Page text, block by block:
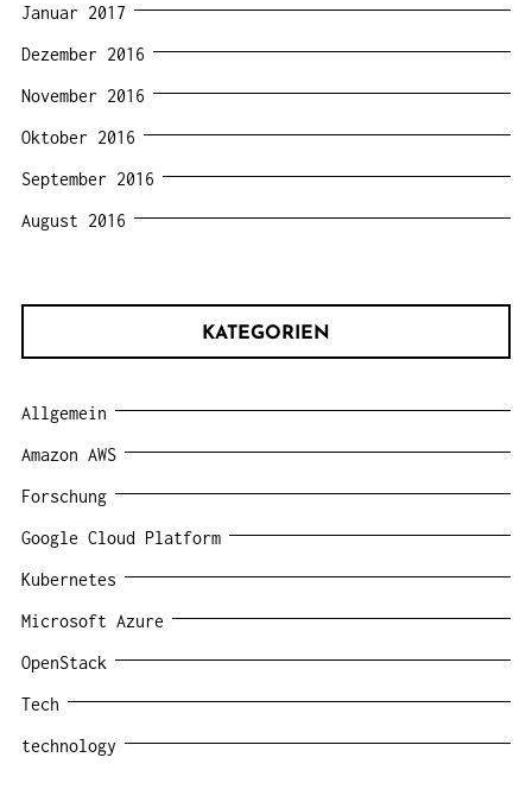
Januar 2017
Dezember 2016
November 2016
Oktober 2016
September 2016
August 2016
KATEGORIEN
Allgemein
Amazon AWS
Forschung
Google Cloud Platform
Kubernetes
Microsoft Azure
OpenStack
Tech
technology